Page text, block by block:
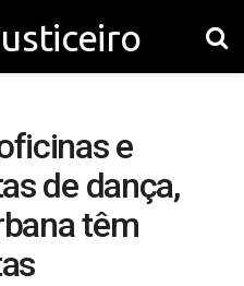
e
de dança,
têm